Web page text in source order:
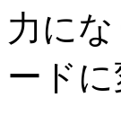
力に
ード